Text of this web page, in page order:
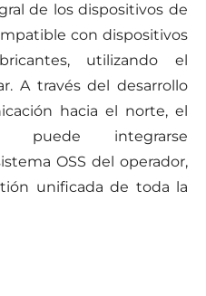
de los dispositivos de
con dispositivos
utilizando el
A través del desarrollo
hacia el norte, el
puede integrarse
OSS del operador,
unificada de toda la